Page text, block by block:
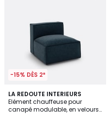
-15% DÈS 2*
LA REDOUTE INTERIEURS
Elément chauffeuse pour
canapé modulable, en velours
5
/
5
3
Couleurs